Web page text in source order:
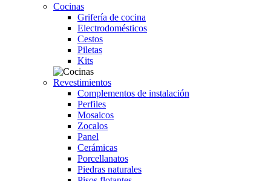
Cocinas
Grifería de cocina
Electrodomésticos
Cestos
Piletas
Kits
Revestimientos
Complementos de instalación
Perfiles
Mosaicos
Zocalos
Panel
Cerámicas
Porcellanatos
Piedras naturales